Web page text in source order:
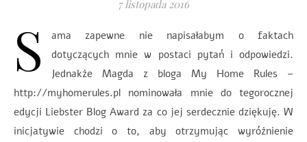
7 listopada 2016
S
ama zapewne nie napisałabym o faktach
dotyczących mnie w postaci pytań i odpowiedzi.
Jednakże Magda z bloga My Home Rules –
http://myhomerules.pl nominowała mnie do tegorocznej
edycji Liebster Blog Award za co jej serdecznie dziękuję. W
inicjatywie chodzi o to, aby otrzymując wyróżnienie